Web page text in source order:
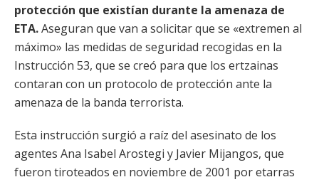
protección que existían durante la amenaza de
ETA.Aseguran que van a solicitar que se «extremen al
máximo» las medidas de seguridad recogidas en la
Instrucción 53, que se creó para que los ertzainas
contaran con un protocolo de protección ante la
amenaza de la banda terrorista.
Esta instrucción surgió a raíz del asesinato de los
agentes Ana Isabel Arostegi y Javier Mijangos, que
fueron tiroteados en noviembre de 2001 por etarras